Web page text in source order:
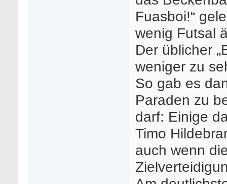
Fuasboi!“
wenig Futsal
Der üblicher
weniger zu
So gab es
Paraden zu
darf: Einige
Timo
auch wenn